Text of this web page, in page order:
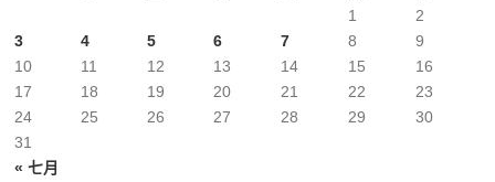
« 七月
1
2
3
4 5 6 7 8
9
10
11 12 13 14 15
16
17
18 19 20 21 22
23
24
25 26 27 28 29
30
31